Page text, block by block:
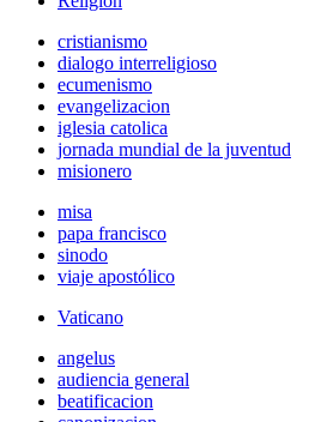
cristianismo
dialogo interreligioso
ecumenismo
evangelizacion
iglesia catolica
jornada mundial de la juventud
misionero
misa
papa francisco
sinodo
viaje apostólico
Vaticano
angelus
audiencia general
beatificacion